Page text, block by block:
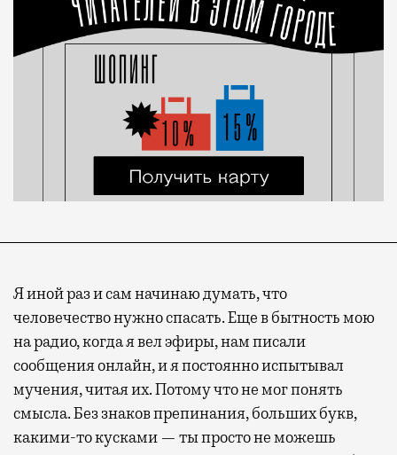
Я иной раз и сам начинаю думать, что
человечество нужно спасать. Еще в бытность мою
на радио, когда я вел эфиры, нам писали
сообщения онлайн, и я постоянно испытывал
мучения, читая их. Потому что не мог понять
смысла. Без знаков препинания, больших букв,
какими-то кусками — ты просто не можешь